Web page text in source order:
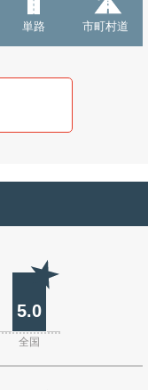
単路 市町村道
5.0
全国